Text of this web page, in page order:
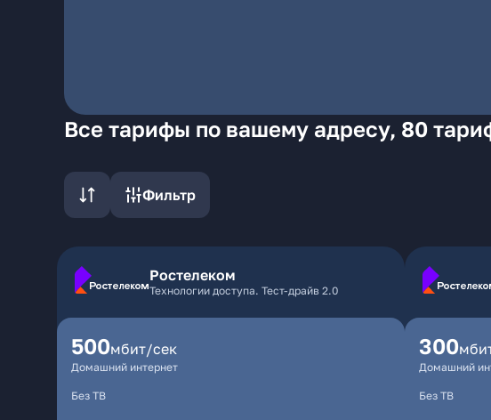
Все тарифы по вашему адресу, 80
Фильтр
Ростелеком
Технологии доступа. Тест-драйв 2.0
500мбит/сек
Домашний интернет
Без ТВ
300
Домашний
Без ТВ